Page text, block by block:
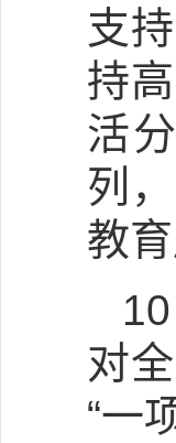
支
持
活
列
教
对
“一